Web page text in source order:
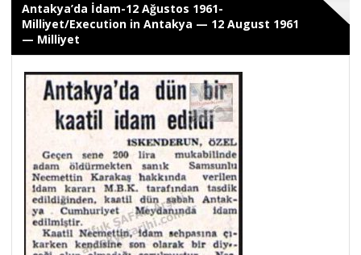
Antakya’da İdam-12 Ağustos 1961-
Milliyet/Execution in Antakya — 12 August 1961
— Milliyet